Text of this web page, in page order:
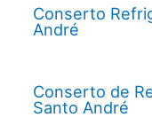
Conserto
André
Conserto de
Santo André